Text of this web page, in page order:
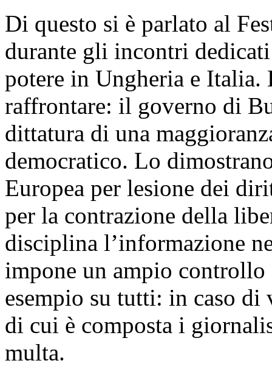
Di questo si è parlato al
durante gli incontri
potere in Ungheria e
raffrontare: il governo di
dittatura di una
democratico. Lo
Europea per lesione dei
per la contrazione della
disciplina l’informazione
impone un ampio
esempio su tutti: in caso
di cui è composta i
multa.